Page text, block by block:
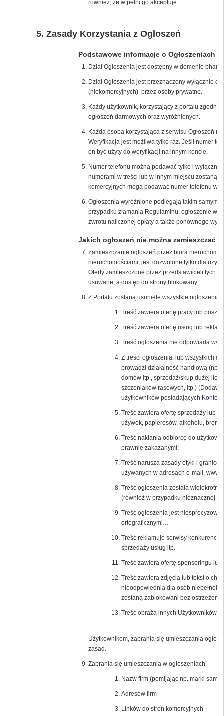
również, że w pełni go akceptuje..
Zasady Korzystania z Ogłoszeń
Podstawowe informacje o Ogłoszeniach
Dział Ogłoszenia jest dostępny w domenie
Dział Ogłoszenia jest przeznaczony wyłącznie
(niekomercyjnych) przez osoby prywatne.
Każdy użytkownik, korzystający z portalu
ogłoszeń darmowych oraz wyróżnionych.
Każda osoba korzystająca z serwisu Ogłoszeń
Weryfikacja jest możliwa tylko raz. Jeśli numer
on być użyty do weryfikacji na innym koncie.
Numer telefonu można podawać tylko i
numerami w treści lub w innym miejscu zostaną
komercyjnych mogą podawać numer telefonu w
Ogłoszenia wyróżnione podlegają takim samym
przypadku złamania Regulaminu, ogłoszenie
zwrotu naliczonej opłaty a także ponownego
Jakich ogłoszeń nie można zamieszczać
Zamieszczanie ogłoszeń przez biura
nieruchomościami, jest dozwolone tylko dla
Oferty zamieszczone przez przedstawicieli tych
usuwane, a dostęp do strony blokowany.
Z Portalu zostaną usunięte wszystkie ogłoszenia,
Treść zawiera ofertę pracy lub
Treść zawiera ofertę usług lub
Treść ogłoszenia nie odpowiada
Z treści ogłoszenia, lub wszystkich
prowadzi działalność handlową
domów itp., sprzedaż/skup dużej
szczeniaków rasowych, itp.)
użytkowników posiadających Konto
Treść zawiera ofertę sprzedaży lub
używek, papierosów, alkoholu, broni
Treść nakłania odbiorcę do
prawnie zakazanymi;
Treść narusza zasady etyki i granice
używanych w adresach e-mail, www
Treść ogłoszenia została
(również w przypadku nieznacznej
Treść ogłoszenia jest
ortograficznymi…
Treść reklamuje serwisy
sprzedaży usług itp.
Treść zawiera ofertę sponsoringu lub
Treść zawiera zdjęcia lub tekst o
nieodpowiednia dla osób
zostaną zablokowani bez
Treść obraża innych Użytkowników
Użytkownikom, zabrania się umieszczania
zasad.
Zabrania się umieszczania w ogłoszeniach:
Nazw firm (pomijając np. marki
Adresów firm
Linków do stron komercyjnych